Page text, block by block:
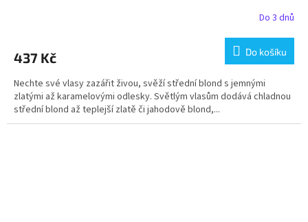
Do 3 dnů
437 Kč Do košíku
Nechte své vlasy zazářit živou, svěží střední blond s jemnými
zlatými až karamelovými odlesky. Světlým vlasům dodává chladnou
střední blond až teplejší zlatě či jahodově blond,...